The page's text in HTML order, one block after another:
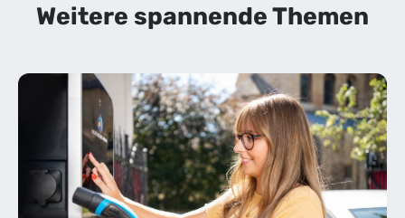
Weitere spannende Themen